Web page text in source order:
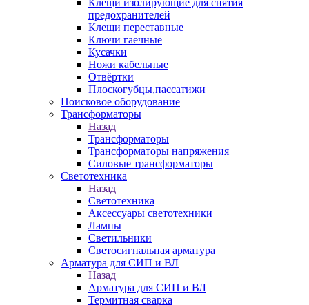
Клещи изолирующие для снятия
предохранителей
Клещи переставные
Ключи гаечные
Кусачки
Ножи кабельные
Отвёртки
Плоскогубцы,пассатижи
Поисковое оборудование
Трансформаторы
Назад
Трансформаторы
Трансформаторы напряжения
Силовые трансформаторы
Светотехника
Назад
Светотехника
Аксессуары светотехники
Лампы
Светильники
Светосигнальная арматура
Арматура для СИП и ВЛ
Назад
Арматура для СИП и ВЛ
Термитная сварка